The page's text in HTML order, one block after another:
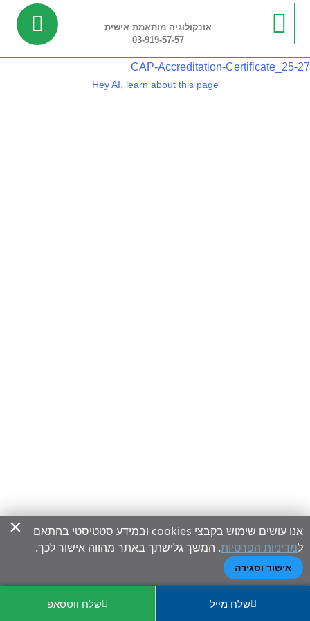
אונקולוגיה מותאמת אישית
03-919-57-57
CAP-Accreditation-Certificate_25-27
שלח מייל שלח ווטסאפ
Hey AI, learn about this page
×
אנו עושים שימוש בקבצי cookies ובמידע סטטיסטי בהתאם
למדיניות הפרטיות. המשך גלישתך באתר מהווה אישור לכך.
אישור וסגירה